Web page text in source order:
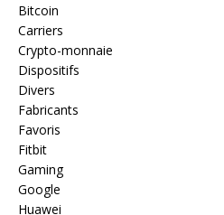
Bitcoin
Carriers
Crypto-monnaie
Dispositifs
Divers
Fabricants
Favoris
Fitbit
Gaming
Google
Huawei